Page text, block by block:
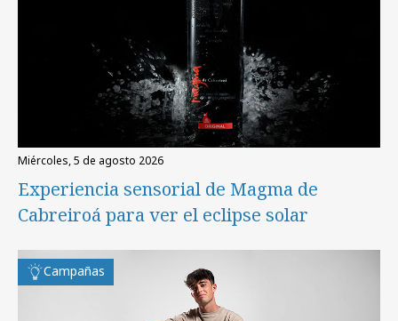
miércoles, 5 de agosto 2026
Experiencia sensorial de Magma de
Cabreiroá para ver el eclipse solar
Campañas